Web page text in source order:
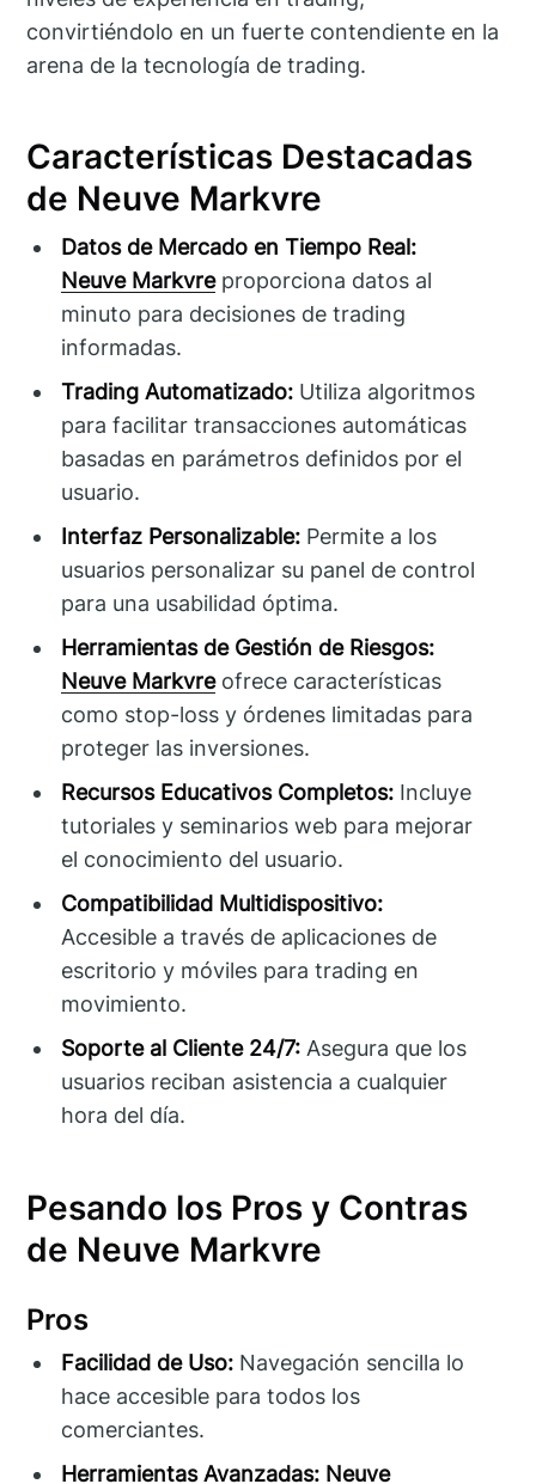
convirtiéndolo en un fuerte contendiente en la
arena de la tecnología de trading.
Características Destacadas
de Neuve Markvre
Datos de Mercado en Tiempo Real:
Neuve Markvreproporciona datos al
minuto para decisiones de trading
informadas.
Trading Automatizado: Utiliza algoritmos
para facilitar transacciones automáticas
basadas en parámetros definidos por el
usuario.
Interfaz Personalizable: Permite a los
usuarios personalizar su panel de control
para una usabilidad óptima.
Herramientas de Gestión de Riesgos:
Neuve Markvreofrece características
como stop-loss y órdenes limitadas para
proteger las inversiones.
Recursos Educativos Completos: Incluye
tutoriales y seminarios web para mejorar
el conocimiento del usuario.
Compatibilidad Multidispositivo:
Accesible a través de aplicaciones de
escritorio y móviles para trading en
movimiento.
Soporte al Cliente 24/7: Asegura que los
usuarios reciban asistencia a cualquier
hora del día.
Pesando los Pros y Contras
de Neuve Markvre
Pros
Facilidad de Uso: Navegación sencilla lo
hace accesible para todos los
comerciantes.
Herramientas Avanzadas: Neuve